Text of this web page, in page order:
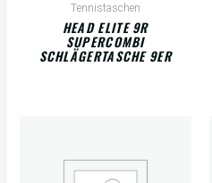
Tennistaschen
HEAD ELITE 9R
SUPERCOMBI
SCHLÄGERTASCHE 9ER